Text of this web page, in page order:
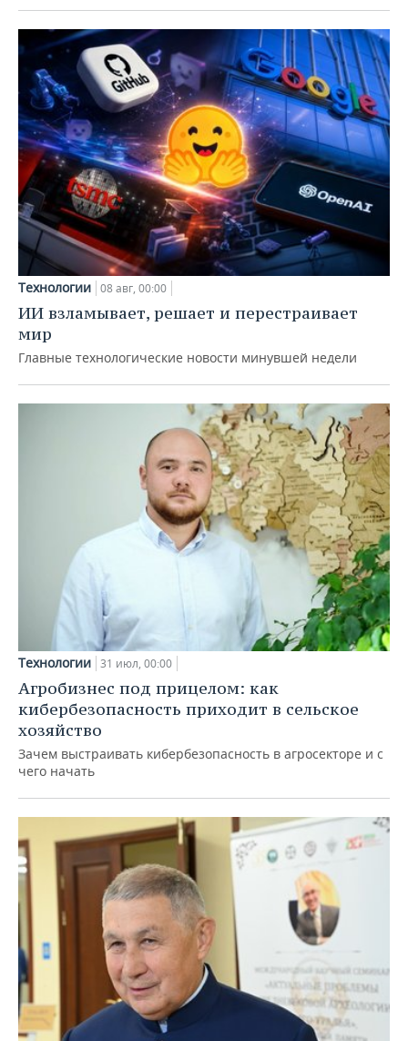
Технологии 08 авг, 00:00
ИИ взламывает, решает и перестраивает
мир
Главные технологические новости минувшей недели
Технологии 31 июл, 00:00
Агробизнес под прицелом: как
кибербезопасность приходит в сельское
хозяйство
Зачем выстраивать кибербезопасность в агросекторе и с
чего начать